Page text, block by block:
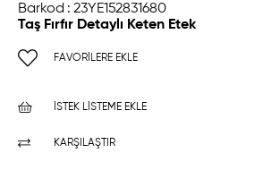
Barkod : 23YE152831680
Taş Fırfır Detaylı Keten Etek
FAVORILERE EKLE
İSTEK LISTEME EKLE
KARŞILAŞTIR